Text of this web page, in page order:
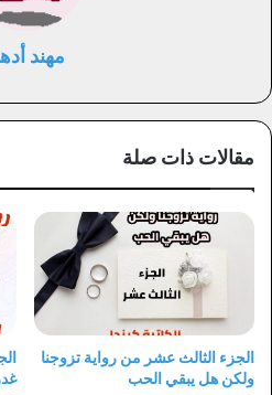
مهند
مقالات ذات صلة
الجزء الثالث عشر من رواية تزوجنا
ولكن هل يبقي الحب